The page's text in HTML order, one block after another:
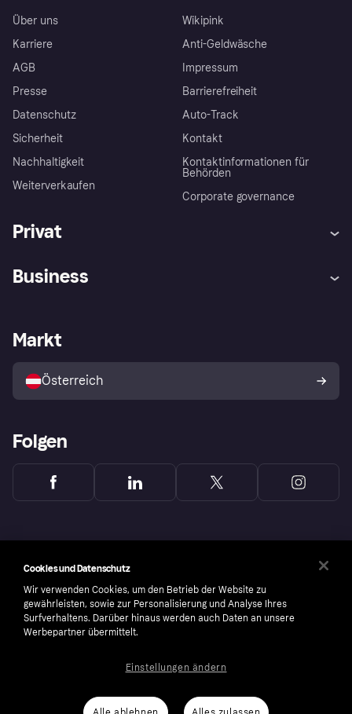
Über uns
Karriere
AGB
Presse
Datenschutz
Sicherheit
Nachhaltigkeit
Weiterverkaufen
Wikipink
Anti-Geldwäsche
Impressum
Barrierefreiheit
Auto-Track
Kontakt
Kontaktinformationen für
Behörden
Corporate governance
Privat
Shops entdecken
Business
Händlerportal
Markt
Österreich
Folgen
number: 556737-0431
Cookies und Datenschutz
Wir verwenden Cookies, um den Betrieb der Website zu
gewährleisten, sowie zur Personalisierung und Analyse Ihres
Surfverhaltens. Darüber hinaus werden auch Daten an unsere
Werbepartner übermittelt.
Einstellungen ändern